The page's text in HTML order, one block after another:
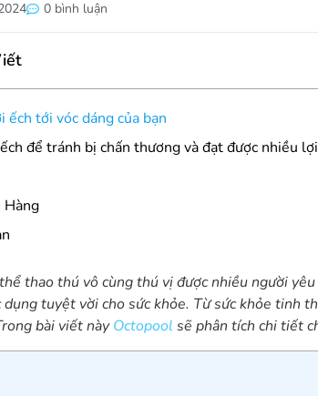
0 bình luận
ếch tới vóc dáng của bạn
để tránh bị chấn thương và đạt được nhiều
Hàng
thao thú vô cùng thú vị được nhiều người
tuyệt vời cho sức khỏe. Từ sức khỏe tinh
bài viết nàyOctopool sẽ phân tích chi tiết